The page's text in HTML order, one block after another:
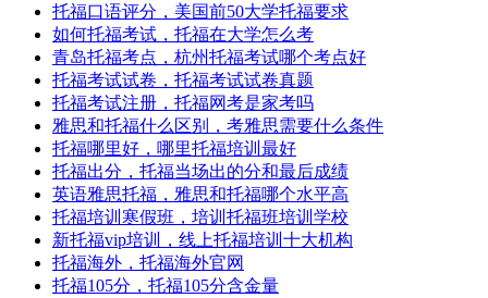
托福口语评分，美国前50大学托福要求
如何托福考试，托福在大学怎么考
青岛托福考点，杭州托福考试哪个考点好
托福考试试卷，托福考试试卷真题
托福考试注册，托福网考是家考吗
雅思和托福什么区别，考雅思需要什么条件
托福哪里好，哪里托福培训最好
托福出分，托福当场出的分和最后成绩
英语雅思托福，雅思和托福哪个水平高
托福培训寒假班，培训托福班培训学校
新托福vip培训，线上托福培训十大机构
托福海外，托福海外官网
托福105分，托福105分含金量